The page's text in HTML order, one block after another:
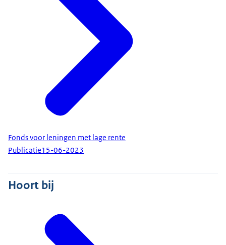
Fonds voor leningen met lage rente
Publicatie15-06-2023
Hoort bij